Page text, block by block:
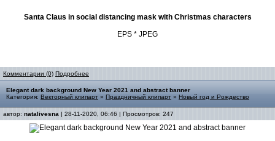
Santa Claus in social distancing mask with Christmas characters
EPS * JPEG
Комментарии (0) Подробнее
Elegant dark background New Year 2021 and abstract banner
Категория: Векторный клипарт » Праздничный клипарт » Новый год и Рождество
автор: natalivesna | 28-11-2020, 06:46 | Просмотров: 247